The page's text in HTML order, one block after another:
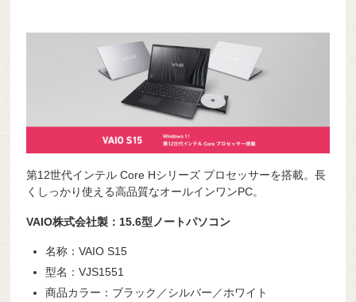
第12世代インテル Core Hシリーズ プロセッサーを搭載。長
くしっかり使える高品質なオールインワンPC。
VAIO株式会社製：15.6型ノートパソコン
名称：VAIO S15
型名：VJS1551
商品カラー：ブラック／シルバー／ホワイト